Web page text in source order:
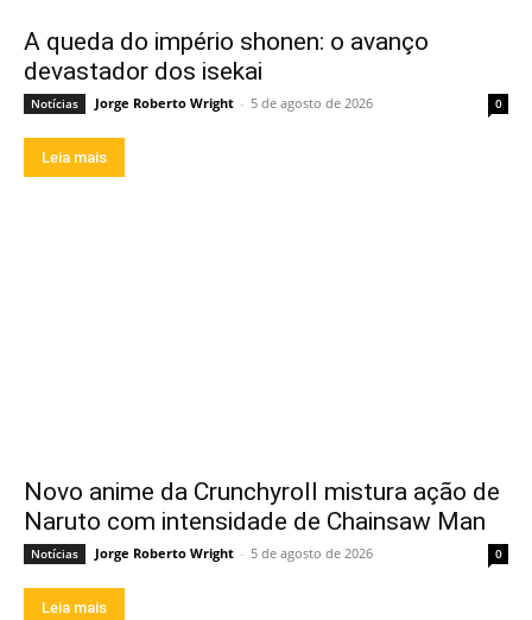
A queda do império shonen: o avanço
devastador dos isekai
Notícias Jorge Roberto Wright - 5 de agosto de 2026 0
Leia mais
Novo anime da Crunchyroll mistura ação de
Naruto com intensidade de Chainsaw Man
Notícias Jorge Roberto Wright - 5 de agosto de 2026 0
Leia mais